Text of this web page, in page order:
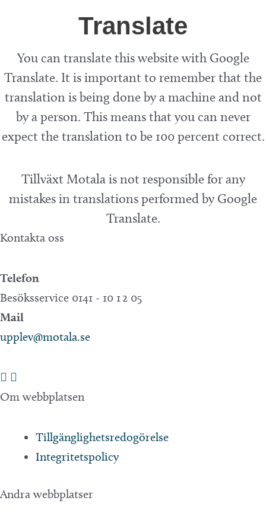
Translate
You can translate this website with Google
Translate. It is important to remember that the
translation is being done by a machine and not
by a person. This means that you can never
expect the translation to be 100 percent correct.
Tillväxt Motala is not responsible for any
mistakes in translations performed by Google
Translate.
Kontakta oss
Telefon
Besöksservice 0141 - 10 1 2 05
Mail
upplev@motala.se
Om webbplatsen
Tillgänglighetsredogörelse
Integritetspolicy
Andra webbplatser